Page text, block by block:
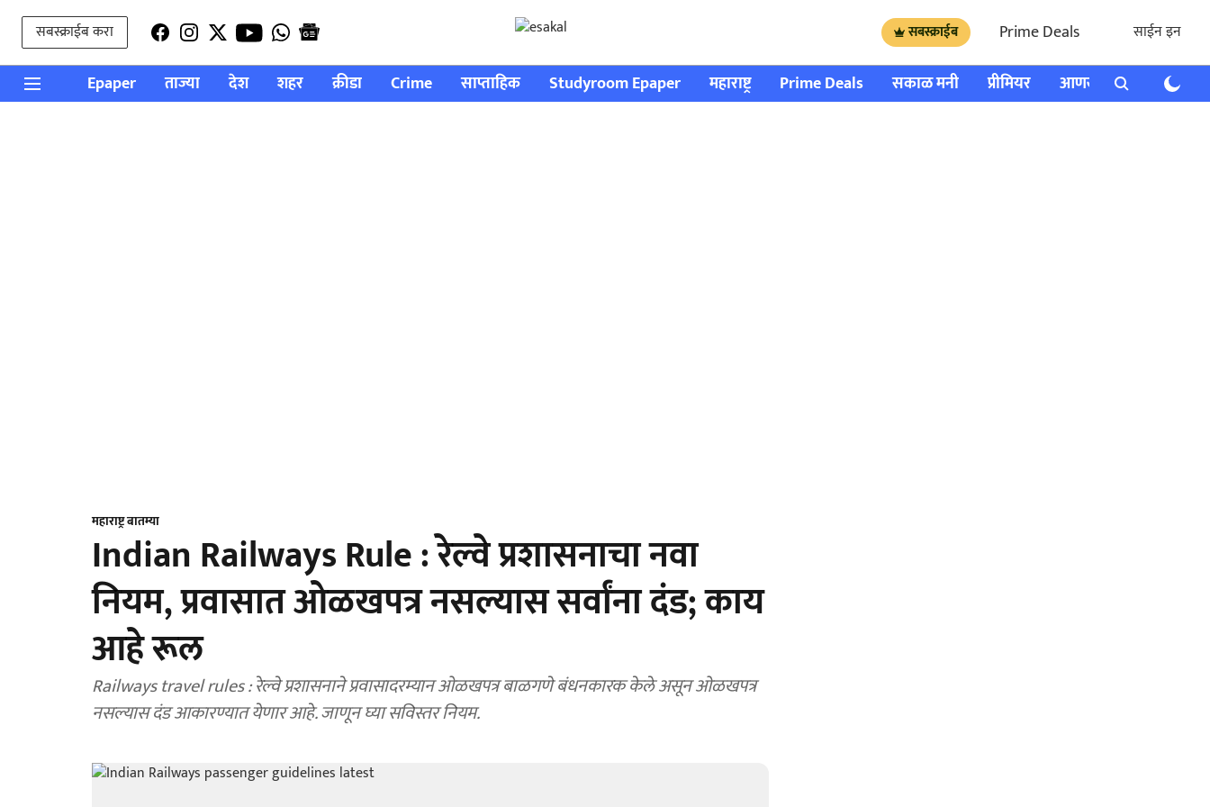
सबस्क्राईब करा सबस्क्राईब Prime Deals साईन इन
Epaper ताज्या देश शहर क्रीडा Crime साप्ताहिक Studyroom Epaper महाराष्ट्र Prime Deals सकाळ मनी प्रीमियर आणखी राशी भविष्य
महाराष्ट्र बातम्या
Indian Railways Rule : रेल्वे प्रशासनाचा नवा
नियम, प्रवासात ओळखपत्र नसल्यास सर्वांना दंड; काय
आहे रूल
Railways travel rules : रेल्वे प्रशासनाने प्रवासादरम्यान ओळखपत्र बाळगणे बंधनकारक केले असून ओळखपत्र
नसल्यास दंड आकारण्यात येणार आहे. जाणून घ्या सविस्तर नियम.